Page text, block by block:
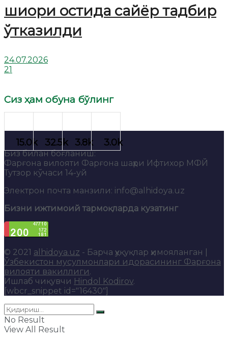
шиори остида сайёр тадбир
ўтказилди
24.07.2026
21
Сиз ҳам обуна бўлинг
Биз билан боғланиш:
Фарғона вилояти Фарғона шаҳри Ифтихор МФЙ
Тутзор кўчаси 14-уй
Электрон почта манзили: info@alhidoya.uz
Бизни ижтимоий тармоқларда кузатинг
© 2021 alhidoya.uz - Барча ҳуқуқлар ҳимояланган |
Ўзбекистон мусулмонлари идорасининг Фарғона
вилояти вакиллиги.
Ишлаб чиқувчи Hindol Kodirov.
[wbcr_snippet id="16430"]
No Result
View All Result